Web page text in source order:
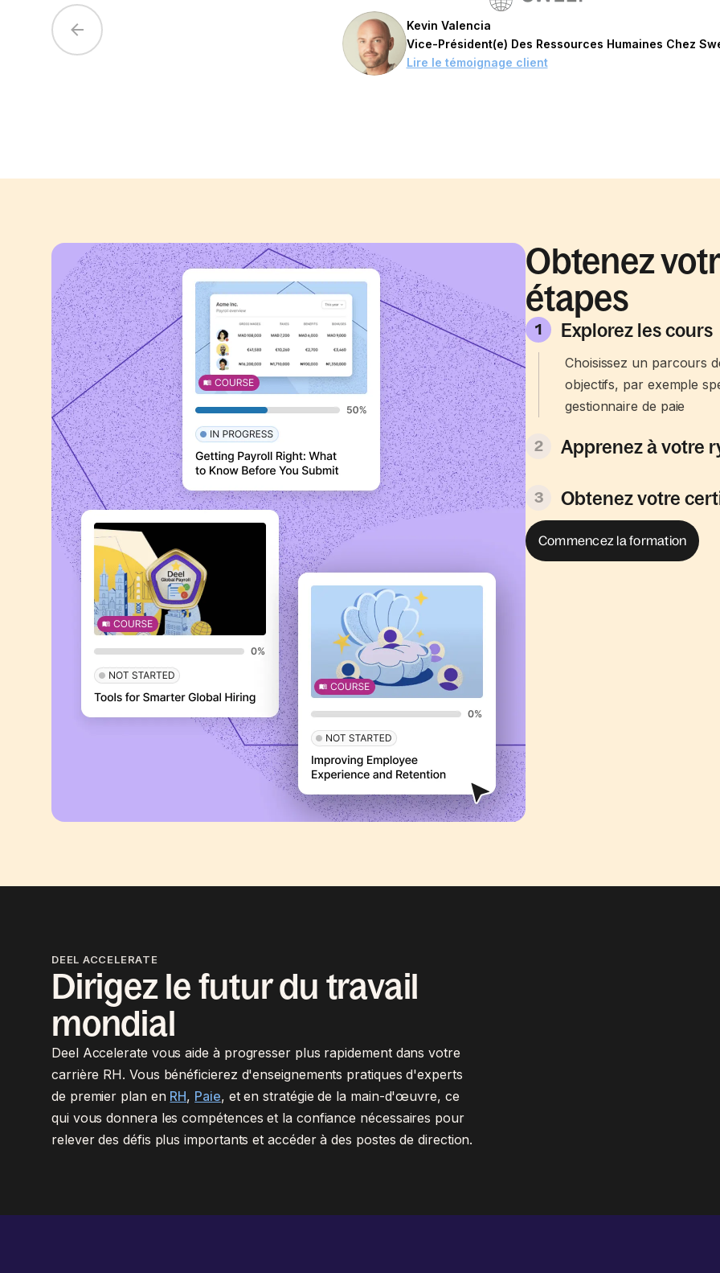
Kevin Valencia
Vice-Président(e) Des Ressources Humaines Chez
Lire le témoignage client
Obtenez
étapes
1 Explorez les cours
Choisissez un parcours
objectifs, par exemple
gestionnaire de paie
2 Apprenez à votre
3 Obtenez votre
Commencez la formation
DEEL ACCELERATE
Dirigez le futur du travail
mondial
Deel Accelerate vous aide à progresser plus rapidement dans votre
carrière RH. Vous bénéficierez d'enseignements pratiques d'experts
de premier plan en RH, Paie, et en stratégie de la main-d'œuvre, ce
qui vous donnera les compétences et la confiance nécessaires pour
relever des défis plus importants et accéder à des postes de direction.